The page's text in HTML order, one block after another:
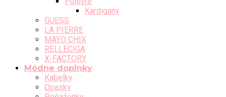
Kardigány
GUESS
LA PIERRE
MAYO CHIX
RELLECIGA
X-FACTORY
Módne doplnky
Kabelky
Opasky